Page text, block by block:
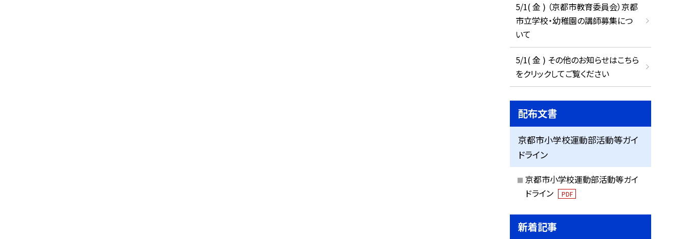
5/1( 金 ) （京都市教育委員会）京都
市立学校・幼稚園の講師募集につ
いて
5/1( 金 ) その他のお知らせはこちら
をクリックしてご覧ください
配布文書
京都市小学校運動部活動等ガイ
ドライン
京都市小学校運動部活動等ガイ
ドライン
PDF
新着記事